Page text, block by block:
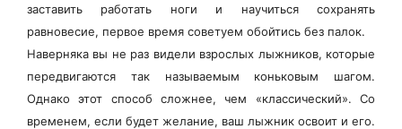
заставить работать ноги и научиться сохранять
равновесие, первое время советуем обойтись без палок.
Наверняка вы не раз видели взрослых лыжников, которые
передвигаются так называемым коньковым шагом.
Однако этот способ сложнее, чем «классический». Со
временем, если будет желание, ваш лыжник освоит и его.